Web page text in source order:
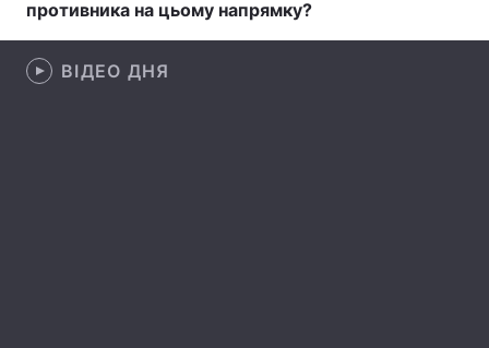
Цікавинки Погода
Екологія
противника на цьому напрямку?
ВІДЕО ДНЯ